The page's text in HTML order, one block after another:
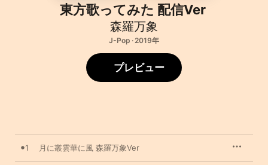
東方歌ってみた 配信Ver
森羅万象
J-Pop · 2019年
プレビュー
1 月に叢雲華に風 森羅万象Ver